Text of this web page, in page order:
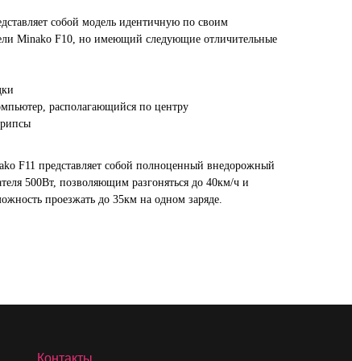
собой модель идентичную по своим
Minako F10, но имеющий следующие отличительные
располагающийся по центру
F11 представляет собой полноценный внедорожный
500Вт, позволяющим разгоняться до 40км/ч и
проезжать до 35км на одном заряде.